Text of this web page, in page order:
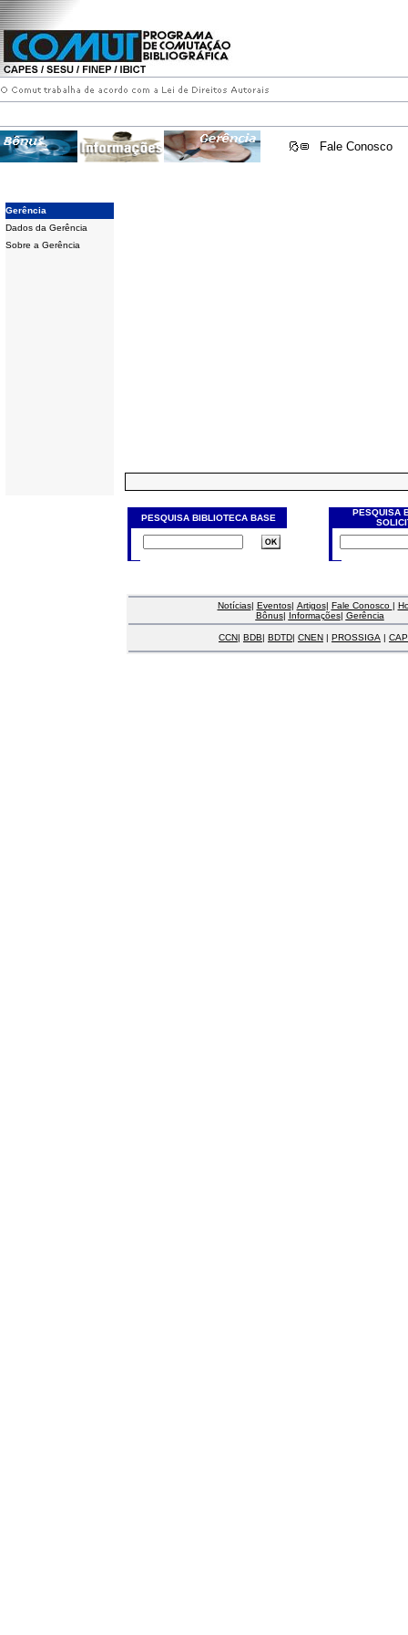
Fale Conosco
Gerência
Dados da Gerência
Sobre a Gerência
PESQUISA BIBLIOTECA BASE
PESQUISA
Notícias| Eventos| Artigos| Fale Conosco |
Bônus| Informações| Gerência
CCN| BDB| BDTD| CNEN | PROSSIGA |